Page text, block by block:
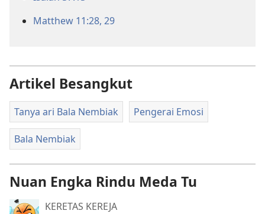
Matthew 11:28, 29
Artikel Besangkut
Tanya ari Bala Nembiak Pengerai Emosi
Bala Nembiak
Nuan Engka Rindu Meda Tu
KERETAS KEREJA